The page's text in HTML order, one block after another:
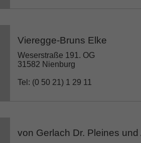
Vieregge-Bruns Elke
Weserstraße 191. OG
31582 Nienburg
Tel: (0 50 21) 1 29 11
von Gerlach Dr. Pleines und